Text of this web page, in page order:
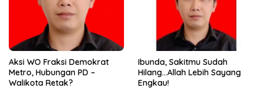
Aksi WO Fraksi Demokrat
Metro, Hubungan PD –
Walikota Retak?
Ibunda, Sakitmu Sudah
Hilang…Allah Lebih Sayang
Engkau!